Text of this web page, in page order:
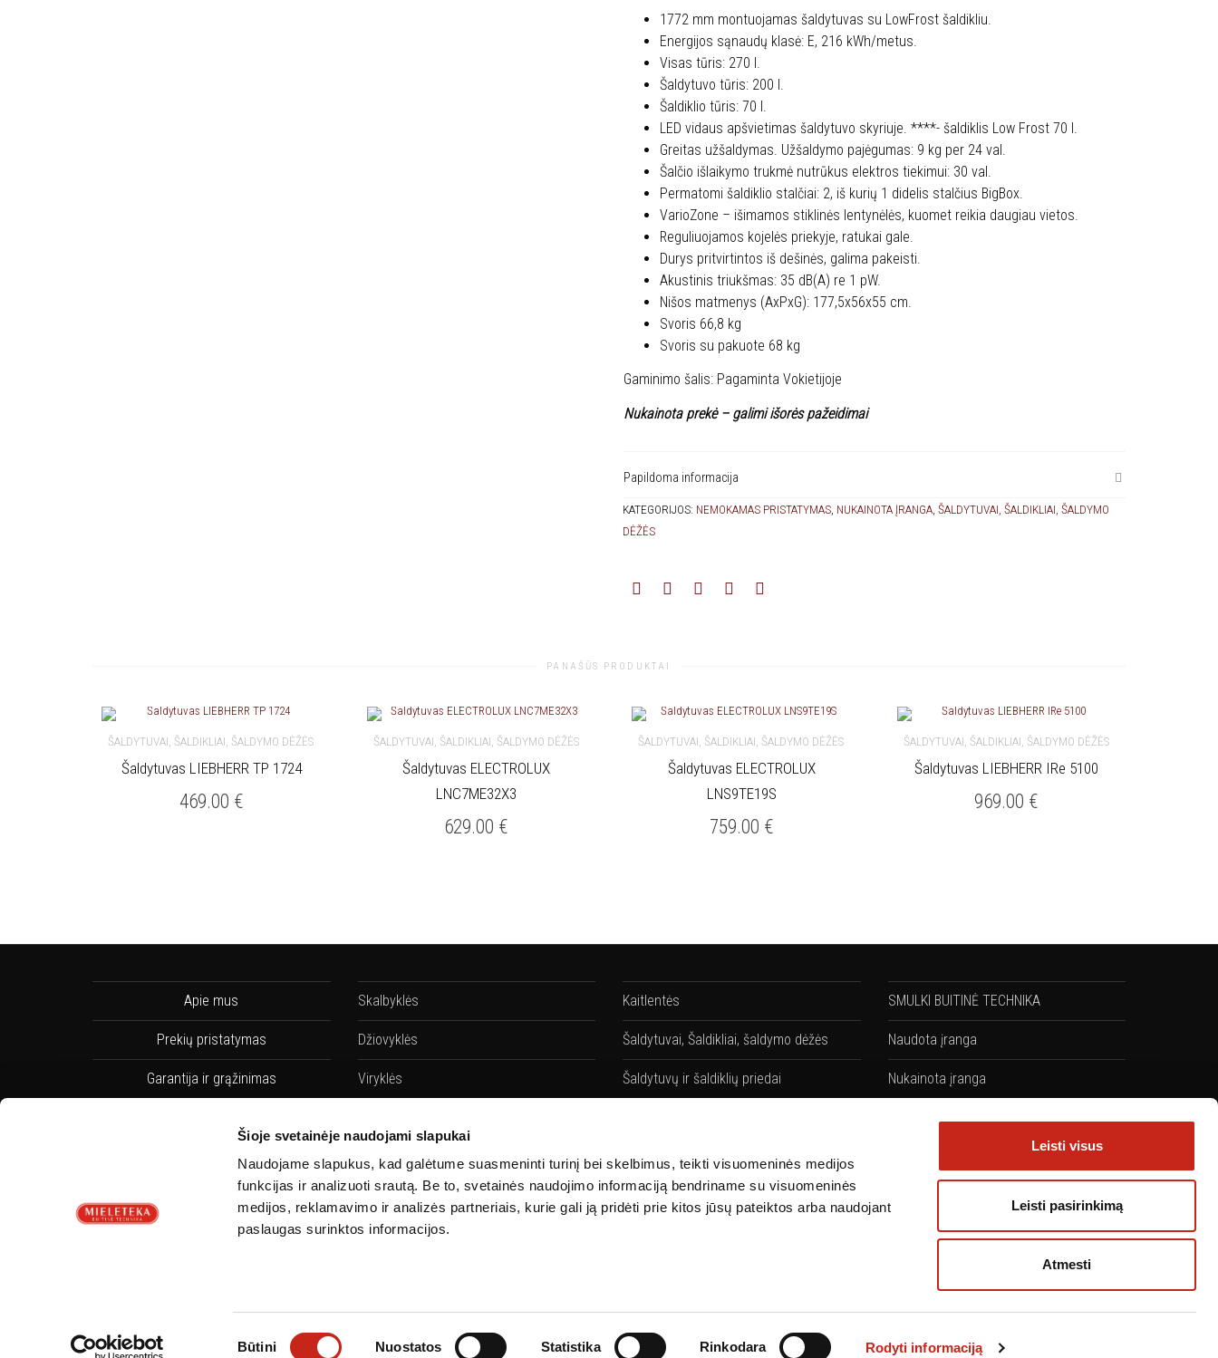
Šioje svetainėje naudojami slapukai
Naudojame slapukus, kad galėtume suasmeninti turinį bei skelbimus, teikti visuomeninės medijos
funkcijas ir analizuoti srautą. Be to, svetainės naudojimo informaciją bendriname su visuomeninės
medijos, reklamavimo ir analizės partneriais, kurie gali ją pridėti prie kitos jūsų pateiktos arba naudojant
paslaugas surinktos informacijos.
Būtini Nuostatos Statistika Rinkodara Rodyti informaciją
Leisti visus
Leisti pasirinkimą
Atmesti
1772 mm montuojamas šaldytuvas su LowFrost šaldikliu.
Energijos sąnaudų klasė: E, 216 kWh/metus.
Visas tūris: 270 l.
Šaldytuvo tūris: 200 l.
Šaldiklio tūris: 70 l.
LED vidaus apšvietimas šaldytuvo skyriuje. ****- šaldiklis Low Frost 70 l.
Greitas užšaldymas. Užšaldymo pajėgumas: 9 kg per 24 val.
Šalčio išlaikymo trukmė nutrūkus elektros tiekimui: 30 val.
Permatomi šaldiklio stalčiai: 2, iš kurių 1 didelis stalčius BigBox.
VarioZone – išimamos stiklinės lentynėlės, kuomet reikia daugiau vietos.
Reguliuojamos kojelės priekyje, ratukai gale.
Durys pritvirtintos iš dešinės, galima pakeisti.
Akustinis triukšmas: 35 dB(A) re 1 pW.
Nišos matmenys (AxPxG): 177,5x56x55 cm.
Svoris 66,8 kg
Svoris su pakuote 68 kg
Gaminimo šalis: Pagaminta Vokietijoje
Nukainota prekė – galimi išorės pažeidimai
Papildoma informacija
KATEGORIJOS: NEMOKAMAS PRISTATYMAS NUKAINOTA ĮRANGA ŠALDYTUVAI, ŠALDIKLIAI, ŠALDYMO
DĖŽĖS
PANAŠŪS PRODUKTAI
Į KREPŠELĮ
ŠALDYTUVAI, ŠALDIKLIAI, ŠALDYMO DĖŽĖS
Šaldytuvas LIEBHERR TP 1724
469.00 €
Į KREPŠELĮ
ŠALDYTUVAI, ŠALDIKLIAI, ŠALDYMO DĖŽĖS
Šaldytuvas ELECTROLUX
LNC7ME32X3
629.00 €
Į KREPŠELĮ
ŠALDYTUVAI, ŠALDIKLIAI, ŠALDYMO DĖŽĖS
Šaldytuvas ELECTROLUX
LNS9TE19S
759.00 €
Į KREPŠELĮ
ŠALDYTUVAI, ŠALDIKLIAI, ŠALDYMO DĖŽĖS
Šaldytuvas LIEBHERR IRe 5100
969.00 €
Apie mus
Prekių pristatymas
Garantija ir grąžinimas
Privatumo Politika
Kontaktai
Skalbyklės
Džiovyklės
Viryklės
Indaplovių priedai
Orkaitės
Orkaičių priedai
Kaitlentės
Šaldytuvai, Šaldikliai, šaldymo dėžės
Šaldytuvų ir šaldiklių priedai
Gartraukių priedai
Santechnika
SMULKI BUITINĖ TECHNIKA
Naudota įranga
Nukainota įranga
Komplektai: Kaitlentės + Orkaitės
©2026 MieletekaVisos teisės saugomos